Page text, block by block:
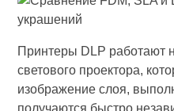
Принтеры DLP работают
светового проектора,
изображение слоя,